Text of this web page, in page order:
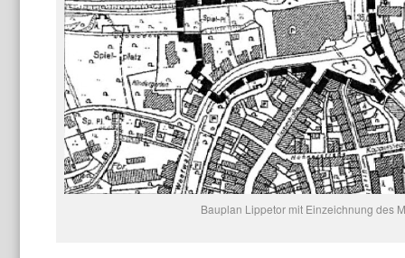
Bauplan Lippetor mit Einzeichnung des